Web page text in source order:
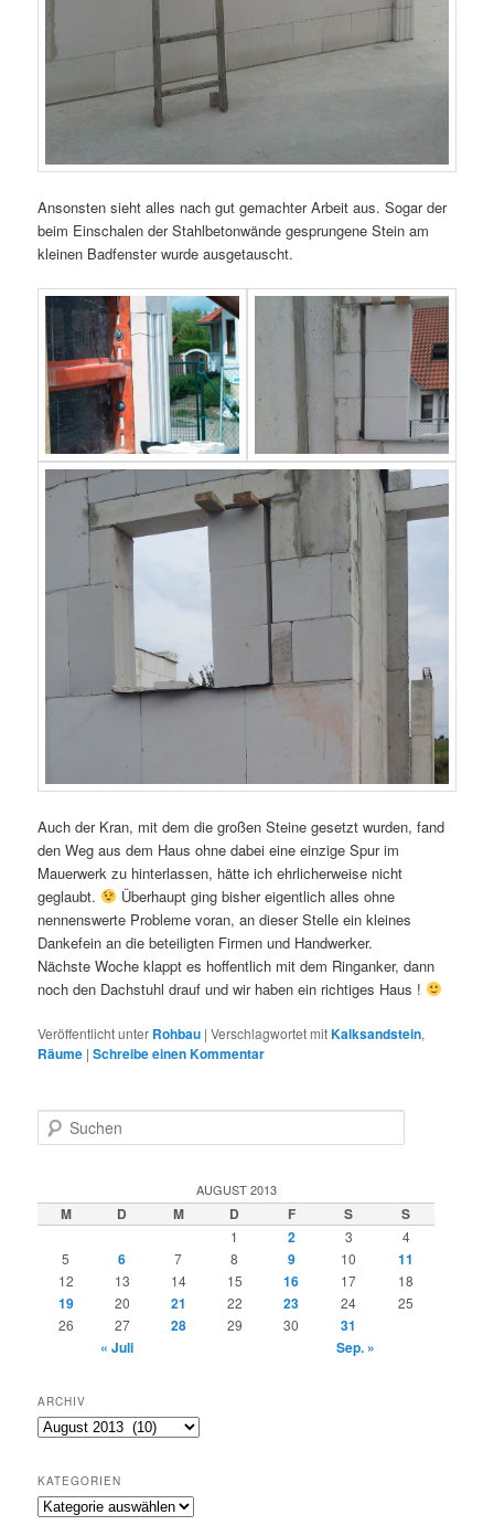
Ansonsten sieht alles nach gut gemachter Arbeit aus. Sogar der
beim Einschalen der Stahlbetonwände gesprungene Stein am
kleinen Badfenster wurde ausgetauscht.
Auch der Kran, mit dem die großen Steine gesetzt wurden, fand
den Weg aus dem Haus ohne dabei eine einzige Spur im
Mauerwerk zu hinterlassen, hätte ich ehrlicherweise nicht
geglaubt.
Überhaupt ging bisher eigentlich alles ohne
nennenswerte Probleme voran, an dieser Stelle ein kleines
Dankefein an die beteiligten Firmen und Handwerker.
Nächste Woche klappt es hoffentlich mit dem Ringanker, dann
noch den Dachstuhl drauf und wir haben ein richtiges Haus !
Veröffentlicht unter Rohbau |Verschlagwortet mitKalksandstein,
Räume |Schreibe einen Kommentar
u
e
n
AUGUST 2013
M D M D F S S
1 2 3
4
5
6 7 8 9 10 11
12 13 14 15 16 17 18
19 20 21 22 23 24
25
26
27 28 29 30
31
« Juli
Sep. »
ARCHIV
Archiv
KATEGORIEN
Kategorien